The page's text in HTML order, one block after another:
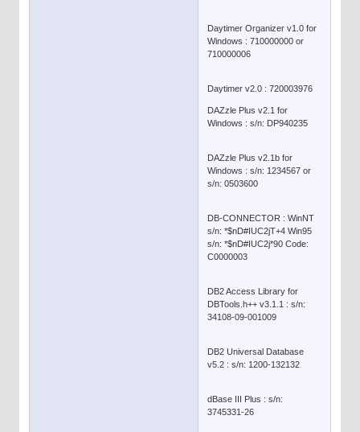
Daytimer Organizer v1.0 for
Windows : 710000000 or
710000006
Daytimer v2.0 : 720003976
DAZzle Plus v2.1 for
Windows : s/n: DP940235
DAZzle Plus v2.1b for
Windows : s/n: 1234567 or
s/n: 0503600
DB-CONNECTOR : WinNT
s/n: *$nD#IUC2jT+4 Win95
s/n: *$nD#IUC2j*90 Code:
C0000003
DB2 Access Library for
DBTools.h++ v3.1.1 : s/n:
34108-09-001009
DB2 Universal Database
v5.2 : s/n: 1200-132132
dBase III Plus : s/n:
3745331-26